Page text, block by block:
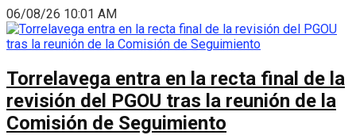
06/08/26 10:01 AM
Torrelavega entra en la recta final de la
revisión del PGOU tras la reunión de la
Comisión de Seguimiento